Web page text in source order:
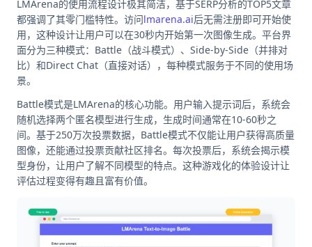
LMArena的使用流程设计极其简洁，基于SERP分析的TOP5文章
都强调了其零门槛特性。访问lmarena.ai后无需注册即可开始使
用，这种设计让用户可以在30秒内开始第一次图像生成。平台界
面分为三种模式：Battle（战斗模式）、Side-by-Side（并排对
比）和Direct Chat（直接对话），每种模式服务于不同的使用场
景。
Battle模式是LMArena的核心功能。用户输入提示词后，系统会
随机选择两个匿名模型进行生成，生成时间通常在10-60秒之
间。基于250万次投票数据，Battle模式不仅能让用户获得高质量
图像，还能通过投票贡献社区排名。每次投票后，系统会揭示模
型身份，让用户了解不同模型的特点。这种游戏化的体验设计让
评估过程变得有趣且富有价值。